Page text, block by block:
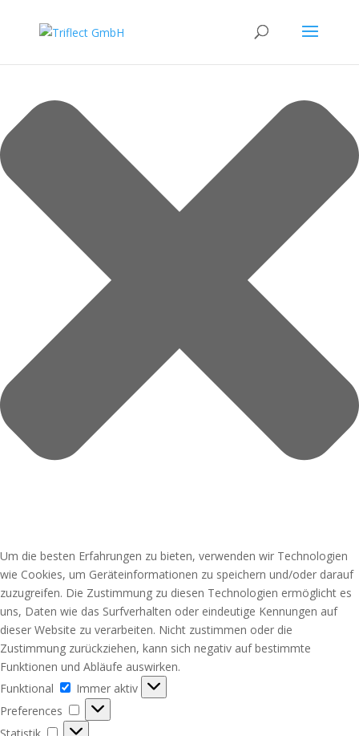
Um die besten Erfahrungen zu bieten, verwenden wir Technologien
wie Cookies, um Geräteinformationen zu speichern und/oder darauf
zuzugreifen. Die Zustimmung zu diesen Technologien ermöglicht es
uns, Daten wie das Surfverhalten oder eindeutige Kennungen auf
dieser Website zu verarbeiten. Nicht zustimmen oder die
Zustimmung zurückziehen, kann sich negativ auf bestimmte
Funktionen und Abläufe auswirken.
Funktional
Funktional
Immer aktiv
Preferences
Preferences
Statistik
Statistik